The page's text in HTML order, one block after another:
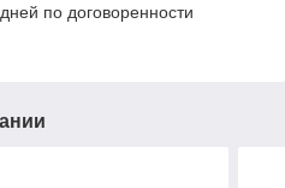
по договоренности